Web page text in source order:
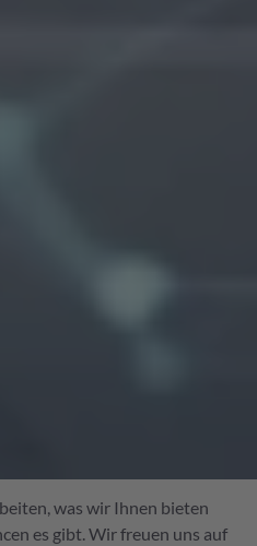
was wir Ihnen bieten
es gibt. Wir freuen uns auf